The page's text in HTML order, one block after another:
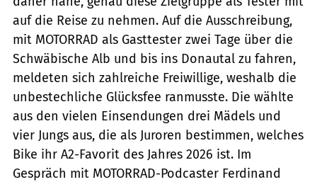
auf die Reise zu nehmen. Auf die Ausschreibung,
mit MOTORRAD als Gasttester zwei Tage über die
Schwäbische Alb und bis ins Donautal zu fahren,
meldeten sich zahlreiche Freiwillige, weshalb die
unbestechliche Glücksfee ranmusste. Die wählte
aus den vielen Einsendungen drei Mädels und
vier Jungs aus, die als Juroren bestimmen, welches
Bike ihr A2-Favorit des Jahres 2026 ist. Im
Gespräch mit MOTORRAD-Podcaster Ferdinand